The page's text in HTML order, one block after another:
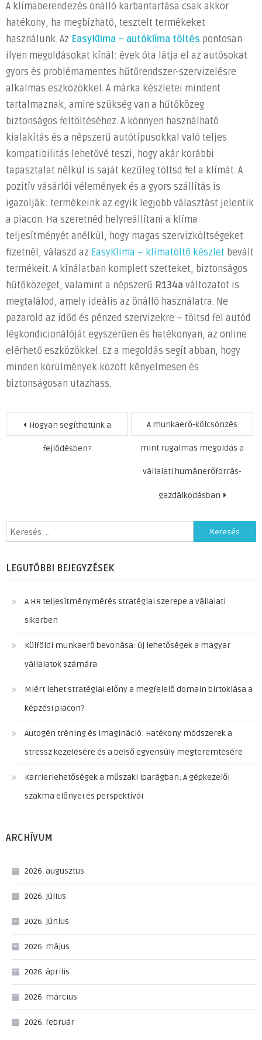
A klímaberendezés önálló karbantartása csak akkor
hatékony, ha megbízható, tesztelt termékeket
használunk. Az EasyKlima – autóklíma töltés pontosan
ilyen megoldásokat kínál: évek óta látja el az autósokat
gyors és problémamentes hűtőrendszer-szervizelésre
alkalmas eszközökkel. A márka készletei mindent
tartalmaznak, amire szükség van a hűtőközeg
biztonságos feltöltéséhez. A könnyen használható
kialakítás és a népszerű autótípusokkal való teljes
kompatibilitás lehetővé teszi, hogy akár korábbi
tapasztalat nélkül is saját kezűleg töltsd fel a klímát. A
pozitív vásárlói vélemények és a gyors szállítás is
igazolják: termékeink az egyik legjobb választást jelentik
a piacon. Ha szeretnéd helyreállítani a klíma
teljesítményét anélkül, hogy magas szervizköltségeket
fizetnél, válaszd az EasyKlima – klímatöltő készlet bevált
termékeit. A kínálatban komplett szetteket, biztonságos
hűtőközeget, valamint a népszerű R134a változatot is
megtalálod, amely ideális az önálló használatra. Ne
pazarold az időd és pénzed szervizekre – töltsd fel autód
légkondicionálóját egyszerűen és hatékonyan, az online
elérhető eszközökkel. Ez a megoldás segít abban, hogy
minden körülmények között kényelmesen és
biztonságosan utazhass.
Bejegyzés
navigáció
Hogyan segíthetünk a
fejlődésben?
A munkaerő-kölcsönzés
mint rugalmas megoldás a
vállalati humánerőforrás-
gazdálkodásban
Keresés:
LEGUTÓBBI BEJEGYZÉSEK
A HR teljesítménymérés stratégiai szerepe a vállalati
sikerben
Külföldi munkaerő bevonása: új lehetőségek a magyar
vállalatok számára
Miért lehet stratégiai előny a megfelelő domain birtoklása a
képzési piacon?
Autogén tréning és imagináció: Hatékony módszerek a
stressz kezelésére és a belső egyensúly megteremtésére
Karrierlehetőségek a műszaki iparágban: A gépkezelői
szakma előnyei és perspektívái
ARCHÍVUM
2026. augusztus
2026. július
2026. június
2026. május
2026. április
2026. március
2026. február